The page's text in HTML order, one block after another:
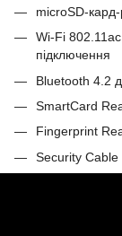
microSD-
Wi-Fi 802.11ac
підключення
Bluetooth 4.2
SmartCard
Fingerprint
Security